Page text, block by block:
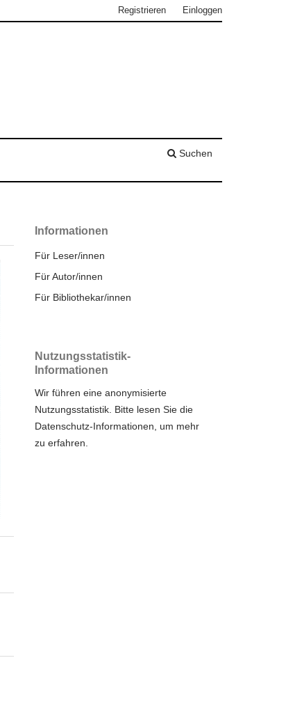
Suchen
Registrieren Einloggen
Informationen
Für Leser/innen
Für Autor/innen
Für Bibliothekar/innen
Nutzungsstatistik-
Informationen
Wir führen eine anonymisierte
Nutzungsstatistik. Bitte lesen Sie die
Datenschutz-Informationen , um mehr
zu erfahren.